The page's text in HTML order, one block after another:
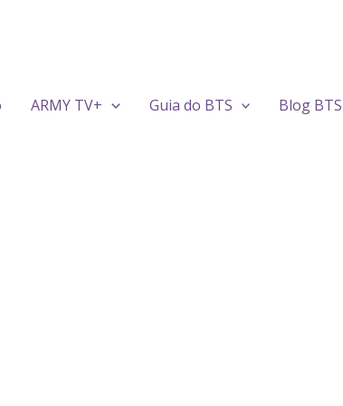
ARMY TV+ Guia do BTS Blog BTS